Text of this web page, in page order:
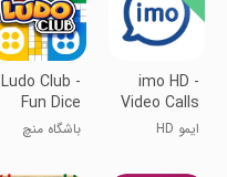
imo HD -
Video Calls
and Chats
ایمو HD
Ludo Club -
Fun Dice
Game
باشگاه منچ